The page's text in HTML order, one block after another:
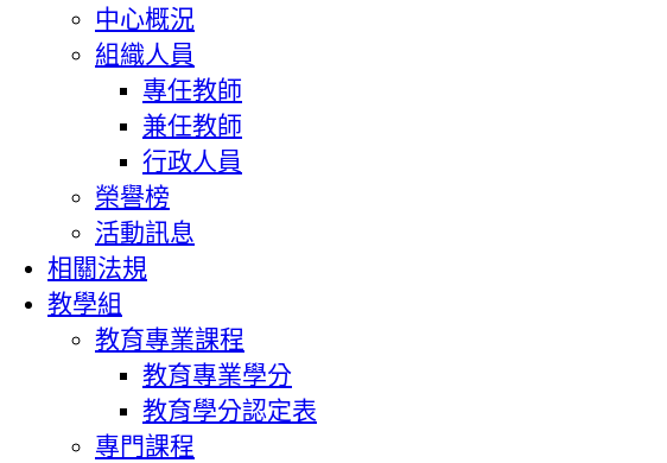
中心概況
組織人員
專任教師
兼任教師
行政人員
榮譽榜
活動訊息
相關法規
教學組
教育專業課程
教育專業學分
教育學分認定表
專門課程